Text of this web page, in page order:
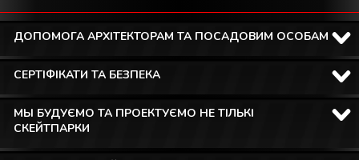
ДОПОМОГА АРХІТЕКТОРАМ ТА ПОСАДОВИМ ОСОБАМ
СЕРТІФІКАТИ ТА БЕЗПЕКА
МЫ БУДУЄМО ТА ПРОЕКТУЄМО НЕ ТІЛЬКІ
СКЕЙТПАРКИ